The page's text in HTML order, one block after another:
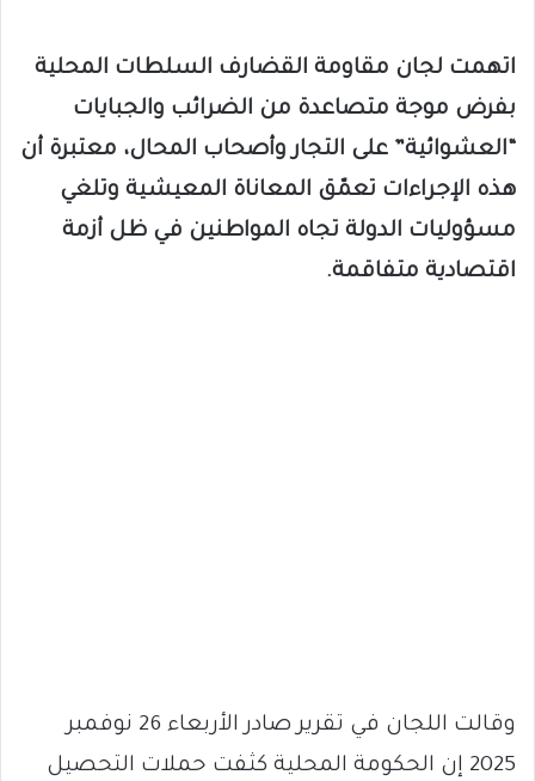
اتهمت لجان مقاومة القضارف السلطات المحلية
بفرض موجة متصاعدة من الضرائب والجبايات
“العشوائية” على التجار وأصحاب المحال، معتبرة أن
هذه الإجراءات تعمّق المعاناة المعيشية وتلغي
مسؤوليات الدولة تجاه المواطنين في ظل أزمة
اقتصادية متفاقمة.
وقالت اللجان في تقرير صادر الأربعاء 26 نوفمبر
2025 إن الحكومة المحلية كثفت حملات التحصيل